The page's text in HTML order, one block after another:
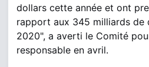
dollars cette année et ont
rapport aux 345 milliards de
2020", a averti le Comité
responsable en avril.